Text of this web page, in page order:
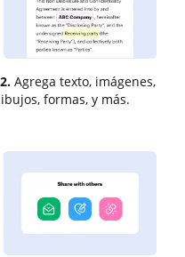
Agrega texto, imágenes,
formas, y más.